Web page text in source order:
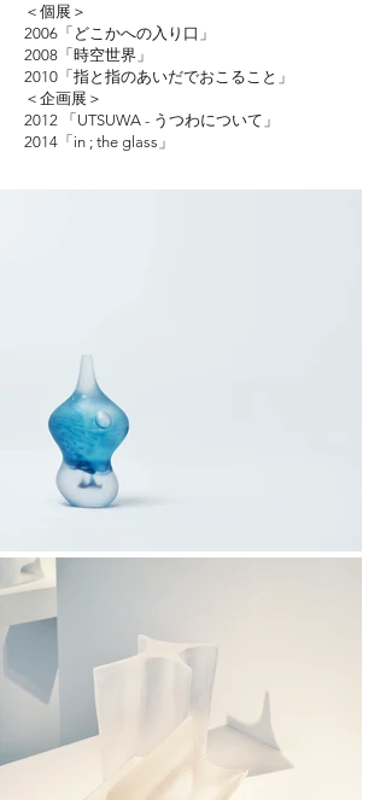
＜個展＞
2006「どこかへの入り口」
2008「時空世界」
2010「指と指のあいだでおこること」
＜企画展＞
2012 「UTSUWA - うつわについて」
2014「in ; the glass」